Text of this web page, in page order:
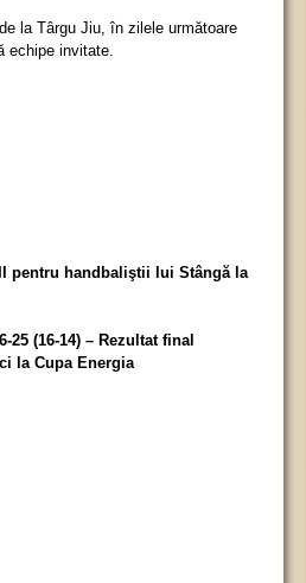
la Târgu Jiu, în zilele următoare
echipe invitate.
pentru handbaliştii lui Stângă la
25 (16-14) – Rezultat final
la Cupa Energia